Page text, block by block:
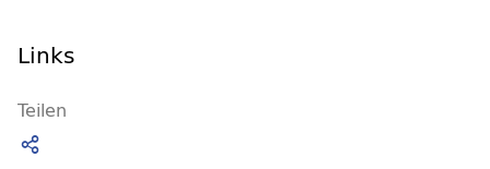
Links
Teilen